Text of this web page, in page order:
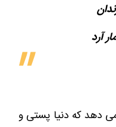
آرد
دهد که دنیا پستی و